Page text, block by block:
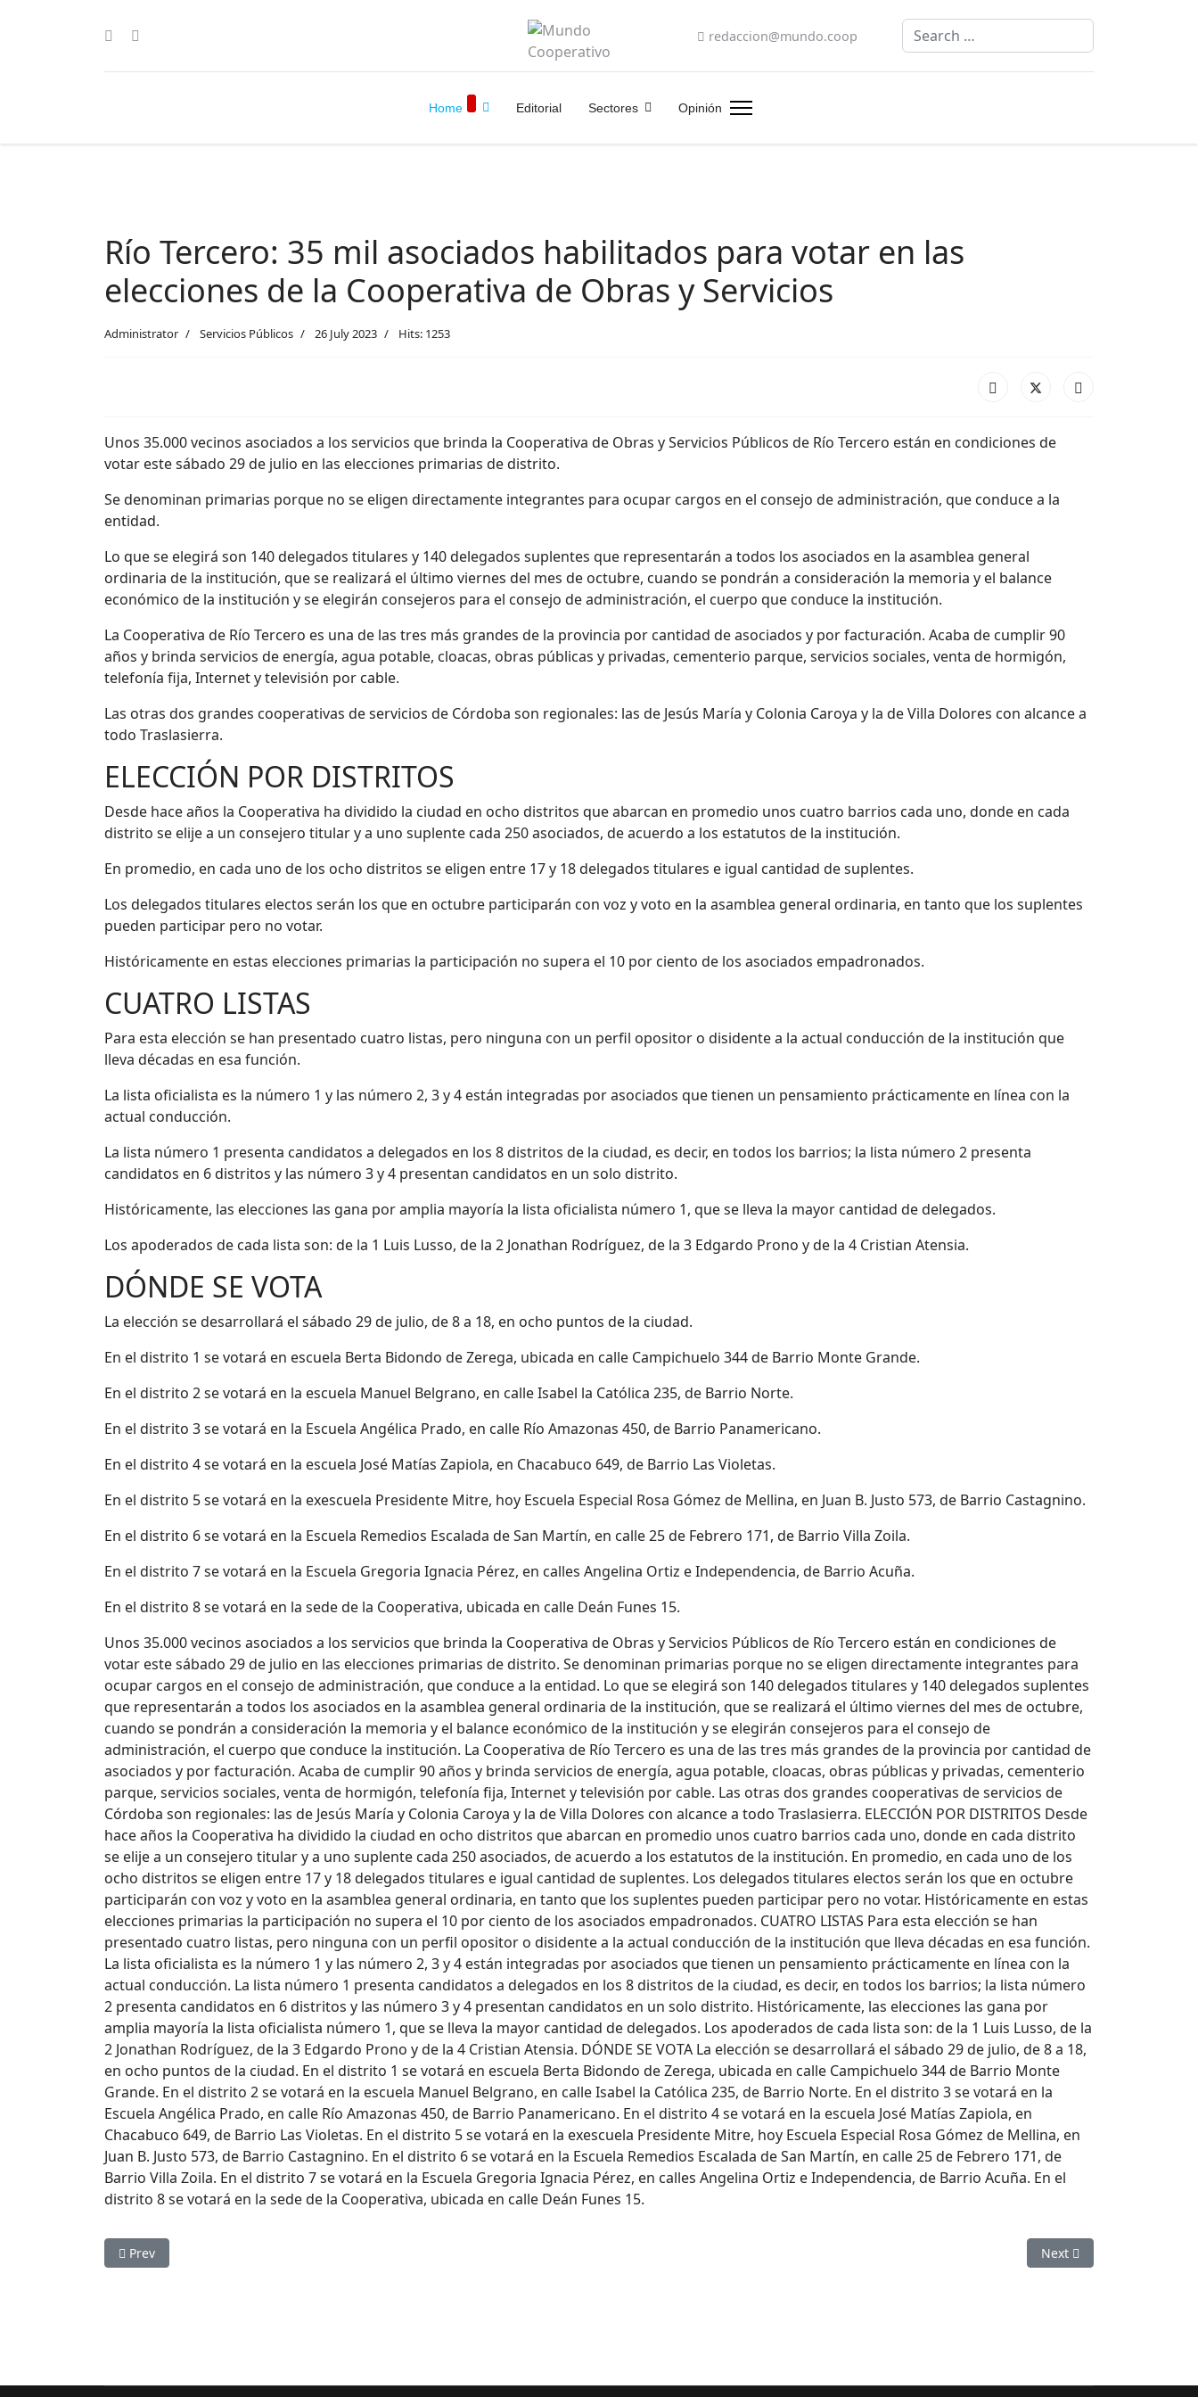
redaccion@mundo.coop Search
Home Editorial Sectores Opinión
Río Tercero: 35 mil asociados habilitados para votar en las
elecciones de la Cooperativa de Obras y Servicios
Administrator Servicios Públicos 26 July 2023 Hits: 1253
Unos 35.000 vecinos asociados a los servicios que brinda la Cooperativa de Obras y Servicios Públicos de Río Tercero están en condiciones de
votar este sábado 29 de julio en las elecciones primarias de distrito.
Se denominan primarias porque no se eligen directamente integrantes para ocupar cargos en el consejo de administración, que conduce a la
entidad.
Lo que se elegirá son 140 delegados titulares y 140 delegados suplentes que representarán a todos los asociados en la asamblea general
ordinaria de la institución, que se realizará el último viernes del mes de octubre, cuando se pondrán a consideración la memoria y el balance
económico de la institución y se elegirán consejeros para el consejo de administración, el cuerpo que conduce la institución.
La Cooperativa de Río Tercero es una de las tres más grandes de la provincia por cantidad de asociados y por facturación. Acaba de cumplir 90
años y brinda servicios de energía, agua potable, cloacas, obras públicas y privadas, cementerio parque, servicios sociales, venta de hormigón,
telefonía fija, Internet y televisión por cable.
Las otras dos grandes cooperativas de servicios de Córdoba son regionales: las de Jesús María y Colonia Caroya y la de Villa Dolores con alcance a
todo Traslasierra.
ELECCIÓN POR DISTRITOS
Desde hace años la Cooperativa ha dividido la ciudad en ocho distritos que abarcan en promedio unos cuatro barrios cada uno, donde en cada
distrito se elije a un consejero titular y a uno suplente cada 250 asociados, de acuerdo a los estatutos de la institución.
En promedio, en cada uno de los ocho distritos se eligen entre 17 y 18 delegados titulares e igual cantidad de suplentes.
Los delegados titulares electos serán los que en octubre participarán con voz y voto en la asamblea general ordinaria, en tanto que los suplentes
pueden participar pero no votar.
Históricamente en estas elecciones primarias la participación no supera el 10 por ciento de los asociados empadronados.
CUATRO LISTAS
Para esta elección se han presentado cuatro listas, pero ninguna con un perfil opositor o disidente a la actual conducción de la institución que
lleva décadas en esa función.
La lista oficialista es la número 1 y las número 2, 3 y 4 están integradas por asociados que tienen un pensamiento prácticamente en línea con la
actual conducción.
La lista número 1 presenta candidatos a delegados en los 8 distritos de la ciudad, es decir, en todos los barrios; la lista número 2 presenta
candidatos en 6 distritos y las número 3 y 4 presentan candidatos en un solo distrito.
Históricamente, las elecciones las gana por amplia mayoría la lista oficialista número 1, que se lleva la mayor cantidad de delegados.
Los apoderados de cada lista son: de la 1 Luis Lusso, de la 2 Jonathan Rodríguez, de la 3 Edgardo Prono y de la 4 Cristian Atensia.
DÓNDE SE VOTA
La elección se desarrollará el sábado 29 de julio, de 8 a 18, en ocho puntos de la ciudad.
En el distrito 1 se votará en escuela Berta Bidondo de Zerega, ubicada en calle Campichuelo 344 de Barrio Monte Grande.
En el distrito 2 se votará en la escuela Manuel Belgrano, en calle Isabel la Católica 235, de Barrio Norte.
En el distrito 3 se votará en la Escuela Angélica Prado, en calle Río Amazonas 450, de Barrio Panamericano.
En el distrito 4 se votará en la escuela José Matías Zapiola, en Chacabuco 649, de Barrio Las Violetas.
En el distrito 5 se votará en la exescuela Presidente Mitre, hoy Escuela Especial Rosa Gómez de Mellina, en Juan B. Justo 573, de Barrio Castagnino.
En el distrito 6 se votará en la Escuela Remedios Escalada de San Martín, en calle 25 de Febrero 171, de Barrio Villa Zoila.
En el distrito 7 se votará en la Escuela Gregoria Ignacia Pérez, en calles Angelina Ortiz e Independencia, de Barrio Acuña.
En el distrito 8 se votará en la sede de la Cooperativa, ubicada en calle Deán Funes 15.
Unos 35.000 vecinos asociados a los servicios que brinda la Cooperativa de Obras y Servicios Públicos de Río Tercero están en condiciones de
votar este sábado 29 de julio en las elecciones primarias de distrito. Se denominan primarias porque no se eligen directamente integrantes para
ocupar cargos en el consejo de administración, que conduce a la entidad. Lo que se elegirá son 140 delegados titulares y 140 delegados suplentes
que representarán a todos los asociados en la asamblea general ordinaria de la institución, que se realizará el último viernes del mes de octubre,
cuando se pondrán a consideración la memoria y el balance económico de la institución y se elegirán consejeros para el consejo de
administración, el cuerpo que conduce la institución. La Cooperativa de Río Tercero es una de las tres más grandes de la provincia por cantidad de
asociados y por facturación. Acaba de cumplir 90 años y brinda servicios de energía, agua potable, cloacas, obras públicas y privadas, cementerio
parque, servicios sociales, venta de hormigón, telefonía fija, Internet y televisión por cable. Las otras dos grandes cooperativas de servicios de
Córdoba son regionales: las de Jesús María y Colonia Caroya y la de Villa Dolores con alcance a todo Traslasierra. ELECCIÓN POR DISTRITOS Desde
hace años la Cooperativa ha dividido la ciudad en ocho distritos que abarcan en promedio unos cuatro barrios cada uno, donde en cada distrito
se elije a un consejero titular y a uno suplente cada 250 asociados, de acuerdo a los estatutos de la institución. En promedio, en cada uno de los
ocho distritos se eligen entre 17 y 18 delegados titulares e igual cantidad de suplentes. Los delegados titulares electos serán los que en octubre
participarán con voz y voto en la asamblea general ordinaria, en tanto que los suplentes pueden participar pero no votar. Históricamente en estas
elecciones primarias la participación no supera el 10 por ciento de los asociados empadronados. CUATRO LISTAS Para esta elección se han
presentado cuatro listas, pero ninguna con un perfil opositor o disidente a la actual conducción de la institución que lleva décadas en esa función.
La lista oficialista es la número 1 y las número 2, 3 y 4 están integradas por asociados que tienen un pensamiento prácticamente en línea con la
actual conducción. La lista número 1 presenta candidatos a delegados en los 8 distritos de la ciudad, es decir, en todos los barrios; la lista número
2 presenta candidatos en 6 distritos y las número 3 y 4 presentan candidatos en un solo distrito. Históricamente, las elecciones las gana por
amplia mayoría la lista oficialista número 1, que se lleva la mayor cantidad de delegados. Los apoderados de cada lista son: de la 1 Luis Lusso, de la
2 Jonathan Rodríguez, de la 3 Edgardo Prono y de la 4 Cristian Atensia. DÓNDE SE VOTA La elección se desarrollará el sábado 29 de julio, de 8 a 18,
en ocho puntos de la ciudad. En el distrito 1 se votará en escuela Berta Bidondo de Zerega, ubicada en calle Campichuelo 344 de Barrio Monte
Grande. En el distrito 2 se votará en la escuela Manuel Belgrano, en calle Isabel la Católica 235, de Barrio Norte. En el distrito 3 se votará en la
Escuela Angélica Prado, en calle Río Amazonas 450, de Barrio Panamericano. En el distrito 4 se votará en la escuela José Matías Zapiola, en
Chacabuco 649, de Barrio Las Violetas. En el distrito 5 se votará en la exescuela Presidente Mitre, hoy Escuela Especial Rosa Gómez de Mellina, en
Juan B. Justo 573, de Barrio Castagnino. En el distrito 6 se votará en la Escuela Remedios Escalada de San Martín, en calle 25 de Febrero 171, de
Barrio Villa Zoila. En el distrito 7 se votará en la Escuela Gregoria Ignacia Pérez, en calles Angelina Ortiz e Independencia, de Barrio Acuña. En el
distrito 8 se votará en la sede de la Cooperativa, ubicada en calle Deán Funes 15.
Previous article: La Pampa: la compensación de CAMESSA rondaría los 2.500 millones de pesos
Prev Next article:
Next